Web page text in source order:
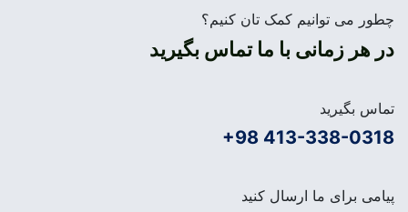
چطور می توانیم کمک تان کنیم؟
در هر زمانی با ما تماس بگیرید
تماس بگیرید
+98 413-338-0318
پیامی برای ما ارسال کنید